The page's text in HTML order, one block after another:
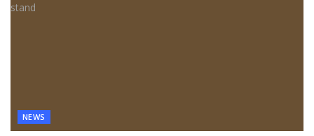
NEWS